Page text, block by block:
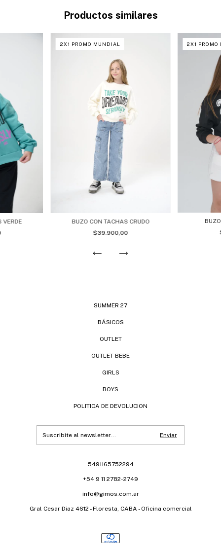
Productos similares
VERDE
2X1 PROMO MUNDIAL
BUZO CON TACHAS CRUDO
$39.900,00
2X1
SUMMER 27
BÁSICOS
OUTLET
OUTLET BEBE
GIRLS
BOYS
POLITICA DE DEVOLUCION
5491165752294
+54 9 11 2782-2749
info@gimos.com.ar
Gral Cesar Diaz 4612 - Floresta, CABA - Oficina comercial